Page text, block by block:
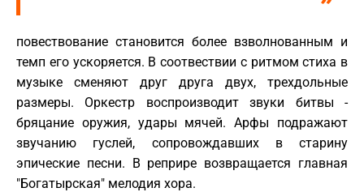
повествование становится более взволнованным и
темп его ускоряется. В соотвествии с ритмом стиха в
музыке сменяют друг друга двух, трехдольные
размеры. Оркестр воспроизводит звуки битвы -
бряцание оружия, удары мячей. Арфы подражают
звучанию гуслей, сопровождавших в старину
эпические песни. В реприре возвращается главная
"Богатырская" мелодия хора.